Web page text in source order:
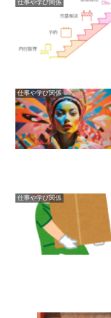
仕事や学び関係
仕事や学び関係
仕事や学び関係